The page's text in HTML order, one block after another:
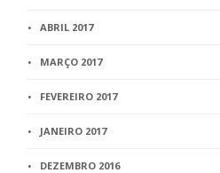
ABRIL 2017
MARÇO 2017
FEVEREIRO 2017
JANEIRO 2017
DEZEMBRO 2016